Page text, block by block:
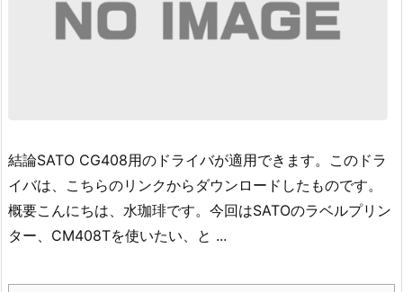
結論SATO CG408用のドライバが適用できます。 このドラ
イバは、こちらのリンクからダウンロードしたものです。
概要こんにちは、水珈琲です。 今回はSATOのラベルプリン
ター、CM408Tを使いたい、と ...